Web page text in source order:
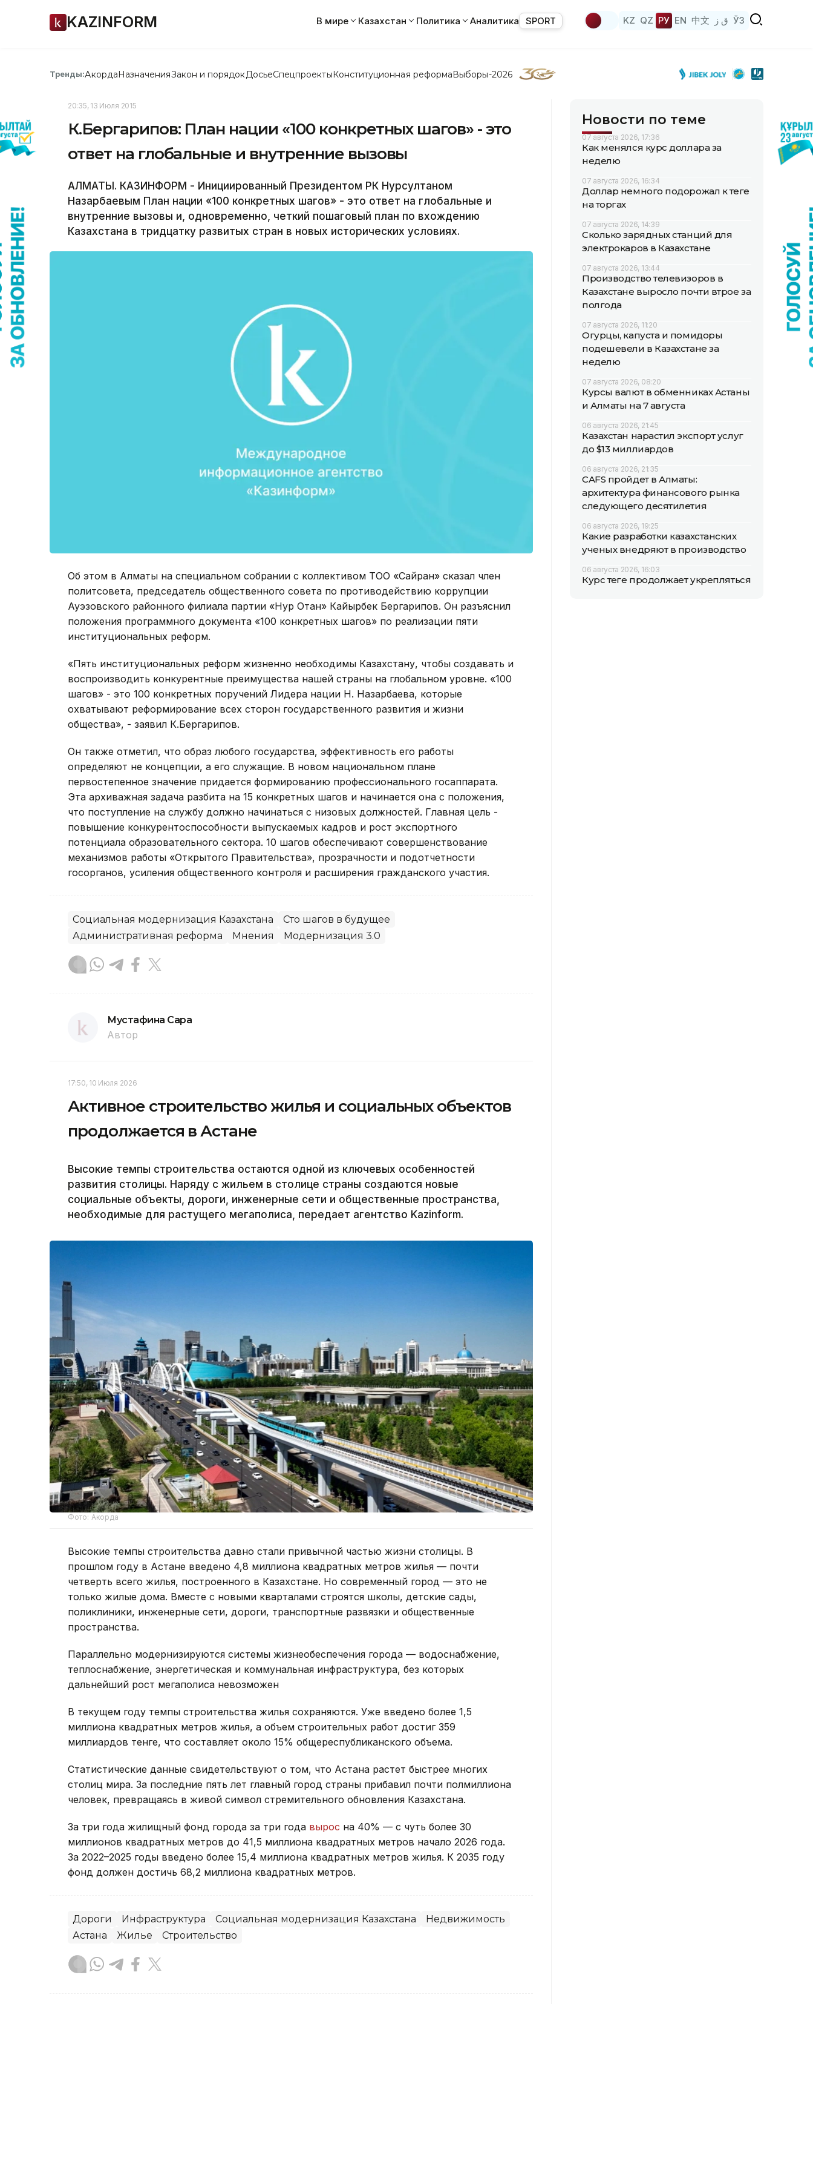
KAZINFORM В мире Казахстан Политика Аналитика SPORT KZ QZ РУ EN 中文 ق ز ЎЗ
Тренды:АкордаНазначенияЗакон и порядок ДосьеСпецпроектыКонституционная реформаВыборы-2026
20:35, 13 Июля 2015
К.Бергарипов: План нации «100 конкретных шагов» - это
ответ на глобальные и внутренние вызовы
АЛМАТЫ. КАЗИНФОРМ - Инициированный Президентом РК Нурсултаном
Назарбаевым План нации «100 конкретных шагов» - это ответ на глобальные и
внутренние вызовы и, одновременно, четкий пошаговый план по вхождению
Казахстана в тридцатку развитых стран в новых исторических условиях.
Об этом в Алматы на специальном собрании с коллективом ТОО «Сайран» сказал член
политсовета, председатель общественного совета по противодействию коррупции
Ауэзовского районного филиала партии «Нур Отан» Кайырбек Бергарипов. Он разъяснил
положения программного документа «100 конкретных шагов» по реализации пяти
институциональных реформ.
«Пять институциональных реформ жизненно необходимы Казахстану, чтобы создавать и
воспроизводить конкурентные преимущества нашей страны на глобальном уровне. «100
шагов» - это 100 конкретных поручений Лидера нации Н. Назарбаева, которые
охватывают реформирование всех сторон государственного развития и жизни
общества», - заявил К.Бергарипов.
Он также отметил, что образ любого государства, эффективность его работы
определяют не концепции, а его служащие. В новом национальном плане
первостепенное значение придается формированию профессионального госаппарата.
Эта архиважная задача разбита на 15 конкретных шагов и начинается она с положения,
что поступление на службу должно начинаться с низовых должностей. Главная цель -
повышение конкурентоспособности выпускаемых кадров и рост экспортного
потенциала образовательного сектора. 10 шагов обеспечивают совершенствование
механизмов работы «Открытого Правительства», прозрачности и подотчетности
госорганов, усиления общественного контроля и расширения гражданского участия.
Социальная модернизация Казахстана
Сто шагов в будущее
Административная реформа
Мнения Модернизация 3.0
Мустафина Сара
Автор
17:50, 10 Июля 2026
Активное строительство жилья и социальных объектов
продолжается в Астане
Высокие темпы строительства остаются одной из ключевых особенностей
развития столицы. Наряду с жильем в столице страны создаются новые
социальные объекты, дороги, инженерные сети и общественные пространства,
необходимые для растущего мегаполиса, передает агентство Kazinform.
Фото: Акорда
Высокие темпы строительства давно стали привычной частью жизни столицы. В
прошлом году в Астане введено 4,8 миллиона квадратных метров жилья — почти
четверть всего жилья, построенного в Казахстане. Но современный город — это не
только жилые дома. Вместе с новыми кварталами строятся школы, детские сады,
поликлиники, инженерные сети, дороги, транспортные развязки и общественные
пространства.
Параллельно модернизируются системы жизнеобеспечения города — водоснабжение,
теплоснабжение, энергетическая и коммунальная инфраструктура, без которых
дальнейший рост мегаполиса невозможен
В текущем году темпы строительства жилья сохраняются. Уже введено более 1,5
миллиона квадратных метров жилья, а объем строительных работ достиг 359
миллиардов тенге, что составляет около 15% общереспубликанского объема.
Статистические данные свидетельствуют о том, что Астана растет быстрее многих
столиц мира. За последние пять лет главный город страны прибавил почти полмиллиона
человек, превращаясь в живой символ стремительного обновления Казахстана.
За три года жилищный фонд города за три года вырос на 40% — с чуть более 30
миллионов квадратных метров до 41,5 миллиона квадратных метров начало 2026 года.
За 2022–2025 годы введено более 15,4 миллиона квадратных метров жилья. К 2035 году
фонд должен достичь 68,2 миллиона квадратных метров.
Дороги Инфраструктура Социальная модернизация Казахстана
Недвижимость
Астана
Жилье Строительство
Новости по теме
07 августа 2026, 17:36
Как менялся курс доллара за
неделю
07 августа 2026, 16:34
Доллар немного подорожал к теңге
на торгах
07 августа 2026, 14:39
Сколько зарядных станций для
электрокаров в Казахстане
07 августа 2026, 13:44
Производство телевизоров в
Казахстане выросло почти втрое за
полгода
07 августа 2026, 11:20
Огурцы, капуста и помидоры
подешевели в Казахстане за
неделю
07 августа 2026, 08:20
Курсы валют в обменниках Астаны
и Алматы на 7 августа
06 августа 2026, 21:45
Казахстан нарастил экспорт услуг
до $13 миллиардов
06 августа 2026, 21:35
CAFS пройдет в Алматы:
архитектура финансового рынка
следующего десятилетия
06 августа 2026, 19:25
Какие разработки казахстанских
ученых внедряют в производство
06 августа 2026, 16:03
Курс теңге продолжает укрепляться